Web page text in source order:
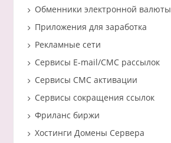
Обменники электронной валюты
Приложения для заработка
Рекламные сети
Сервисы E-mail/СМС рассылок
Сервисы СМС активации
Сервисы сокращения ссылок
Фриланс биржи
Хостинги Домены Сервера